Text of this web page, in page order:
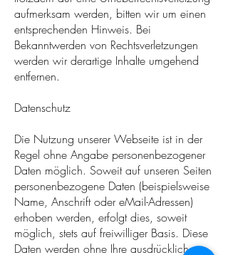
aufmerksam werden, bitten wir um einen
entsprechenden Hinweis. Bei
Bekanntwerden von Rechtsverletzungen
werden wir derartige Inhalte umgehend
entfernen.
Datenschutz
Die Nutzung unserer Webseite ist in der
Regel ohne Angabe personenbezogener
Daten möglich. Soweit auf unseren Seiten
personenbezogene Daten (beispielsweise
Name, Anschrift oder eMail-Adressen)
erhoben werden, erfolgt dies, soweit
möglich, stets auf freiwilliger Basis. Diese
Daten werden ohne Ihre ausdrückliche